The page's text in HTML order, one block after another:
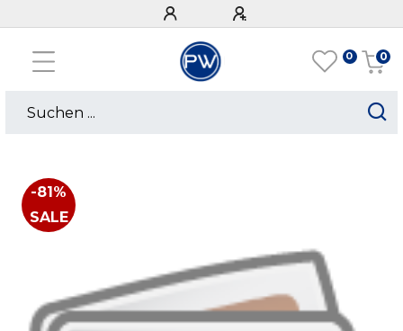
0 0
-81%
SALE